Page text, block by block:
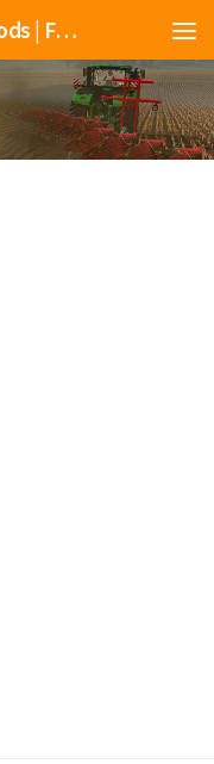
Landwirtschafts Simulator 25 Mods | Farming Simulator 25 Mods | FS25 Mods